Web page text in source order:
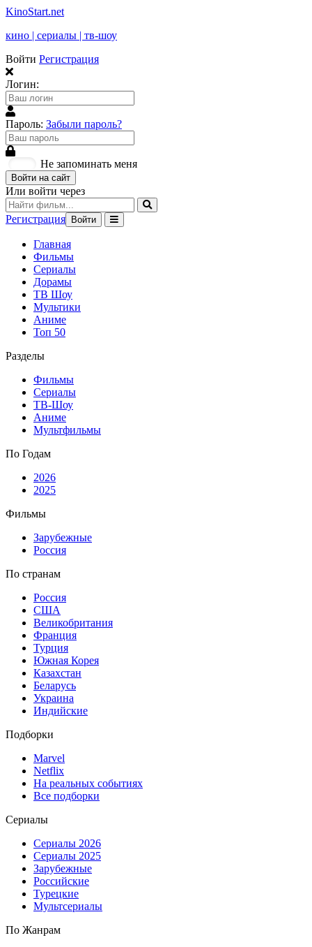
KinoStart.net
кино | сериалы | тв-шоу
Войти Регистрация
Логин:
Пароль: Забыли пароль?
Не запоминать меня
Войти на сайт
Или войти через
Регистрация Войти
Главная
Фильмы
Сериалы
Дорамы
ТВ Шоу
Мультики
Аниме
Топ 50
Разделы
Фильмы
Сериалы
ТВ-Шоу
Аниме
Мультфильмы
По Годам
2026
2025
Фильмы
Зарубежные
Россия
По странам
Россия
США
Великобритания
Франция
Турция
Южная Корея
Казахстан
Беларусь
Украина
Индийские
Подборки
Marvel
Netflix
На реальных событиях
Все подборки
Сериалы
Сериалы 2026
Сериалы 2025
Зарубежные
Российские
Турецкие
Мультсериалы
По Жанрам